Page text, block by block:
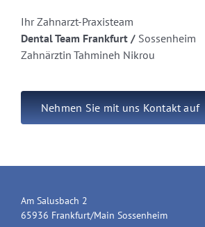
Ihr Zahnarzt-Praxisteam
Dental Team Frankfurt /Sossenheim
Zahnärztin Tahmineh Nikrou
Nehmen Sie mit uns Kontakt auf
Am Salusbach 2
65936 Frankfurt/Main Sossenheim